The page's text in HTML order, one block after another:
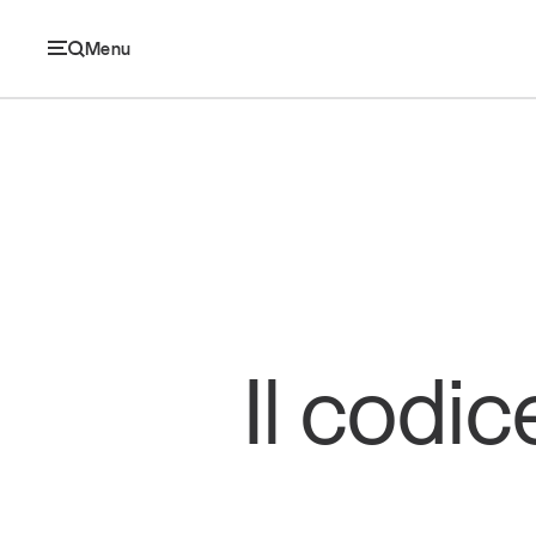
Menu
Il